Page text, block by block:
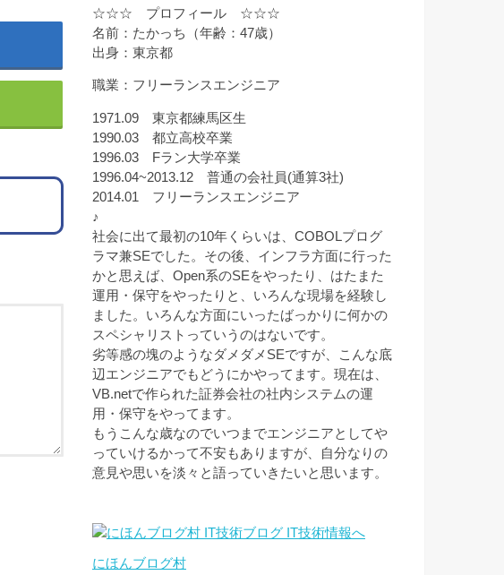
☆☆☆ プロフィール ☆☆☆
名前：たかっち（年齢：47歳）
出身：東京都
職業：フリーランスエンジニア
1971.09 東京都練馬区生
1990.03 都立高校卒業
1996.03 Fラン大学卒業
1996.04~2013.12 普通の会社員(通算3社)
2014.01 フリーランスエンジニア
♪
社会に出て最初の10年くらいは、COBOLプログ
ラマ兼SEでした。その後、インフラ方面に行った
かと思えば、Open系のSEをやったり、はたまた
運用・保守をやったりと、いろんな現場を経験し
ました。いろんな方面にいったばっかりに何かの
スペシャリストっていうのはないです。
劣等感の塊のようなダメダメSEですが、こんな底
辺エンジニアでもどうにかやってます。現在は、
VB.netで作られた証券会社の社内システムの運
用・保守をやってます。
もうこんな歳なのでいつまでエンジニアとしてや
っていけるかって不安もありますが、自分なりの
意見や思いを淡々と語っていきたいと思います。
にほんブログ村